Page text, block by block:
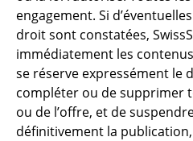
engagement. Si
droit sont constatées,
immédiatement les
se réserve expressément le
compléter ou de supprimer
ou de l’offre, et de
définitivement la